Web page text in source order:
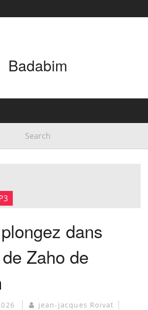
Badabim
dans
Zaho de
jean-jacques Roivat